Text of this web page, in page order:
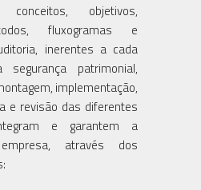
objetivos,
fluxogramas e
inerentes a cada
segurança patrimonial,
implementação,
e revisão das diferentes
e garantem a
através dos